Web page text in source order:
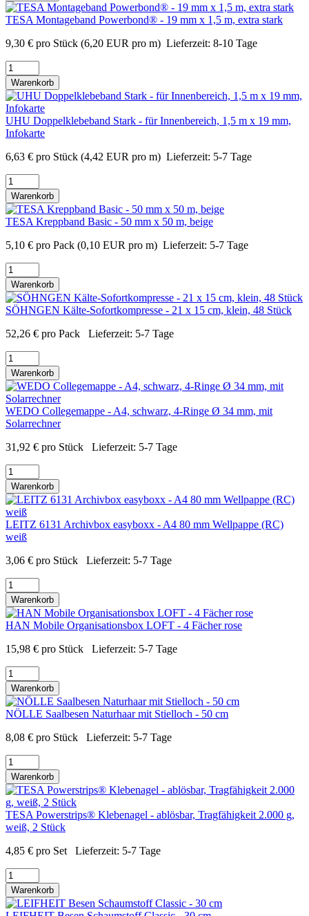
TESA Montageband Powerbond® - 19 mm x 1,5 m, extra stark
9,30 € pro Stück (6,20 EUR pro m) Lieferzeit: 8-10 Tage
Warenkorb
UHU Doppelklebeband Stark - für Innenbereich, 1,5 m x 19 mm,
Infokarte
6,63 € pro Stück (4,42 EUR pro m) Lieferzeit: 5-7 Tage
Warenkorb
TESA Kreppband Basic - 50 mm x 50 m, beige
5,10 € pro Pack (0,10 EUR pro m) Lieferzeit: 5-7 Tage
Warenkorb
SÖHNGEN Kälte-Sofortkompresse - 21 x 15 cm, klein, 48 Stück
52,26 € pro Pack Lieferzeit: 5-7 Tage
Warenkorb
WEDO Collegemappe - A4, schwarz, 4-Ringe Ø 34 mm, mit
Solarrechner
31,92 € pro Stück Lieferzeit: 5-7 Tage
Warenkorb
LEITZ 6131 Archivbox easyboxx - A4 80 mm Wellpappe (RC)
weiß
3,06 € pro Stück Lieferzeit: 5-7 Tage
Warenkorb
HAN Mobile Organisationsbox LOFT - 4 Fächer rose
15,98 € pro Stück Lieferzeit: 5-7 Tage
Warenkorb
NÖLLE Saalbesen Naturhaar mit Stielloch - 50 cm
8,08 € pro Stück Lieferzeit: 5-7 Tage
Warenkorb
TESA Powerstrips® Klebenagel - ablösbar, Tragfähigkeit 2.000 g,
weiß, 2 Stück
4,85 € pro Set Lieferzeit: 5-7 Tage
Warenkorb